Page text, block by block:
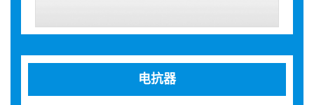
电抗器